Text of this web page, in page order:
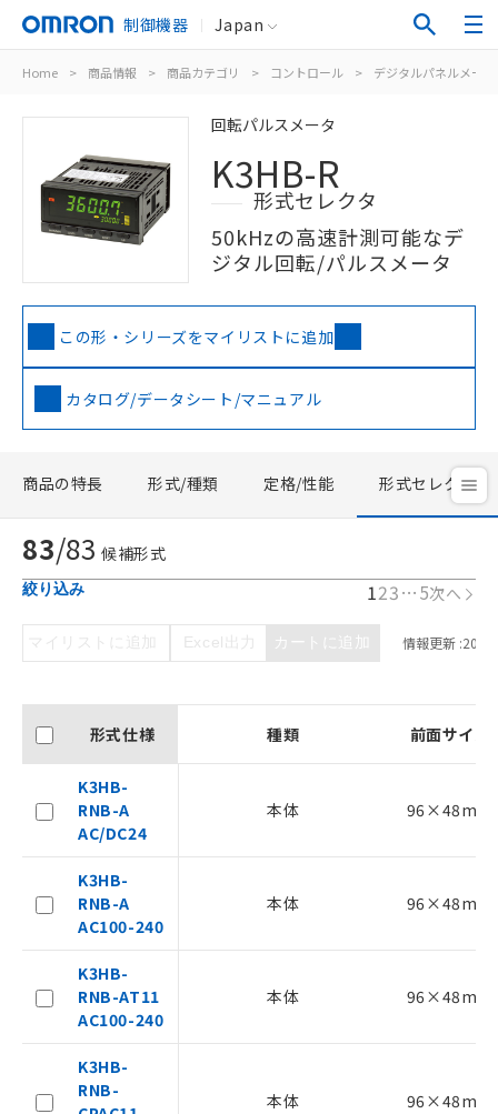
制御機器 Japan
Home > 商品情報 > 商品カテゴリ > コントロール > デジタルパネルメータ
回転パルスメータ
K3HB-R
形式セレクタ
50kHzの高速計測可能なデ
ジタル回転/パルスメータ
この形・シリーズをマイリストに追加
カタログ/データシート/マニュアル
商品の特長 形式/種類 定格/性能 形式セレクタ
83/83 候補形式
絞り込み 123…5次へ
マイリストに追加 Excel出力 カートに追加 情報更新 :
形式仕様 種類 前面サイズ
K3HB-
RNB-A
AC/DC24
本体 96×48mm
K3HB-
RNB-A
AC100-240
本体 96×48mm
K3HB-
RNB-AT11
AC100-240
本体 96×48mm
K3HB-
RNB-
本体 96×48mm